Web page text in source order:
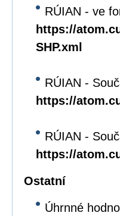
RÚIAN - ve
https://
SHP.xml
RÚIAN -
https://
RÚIAN -
https://
Ostatní
Úhrnné